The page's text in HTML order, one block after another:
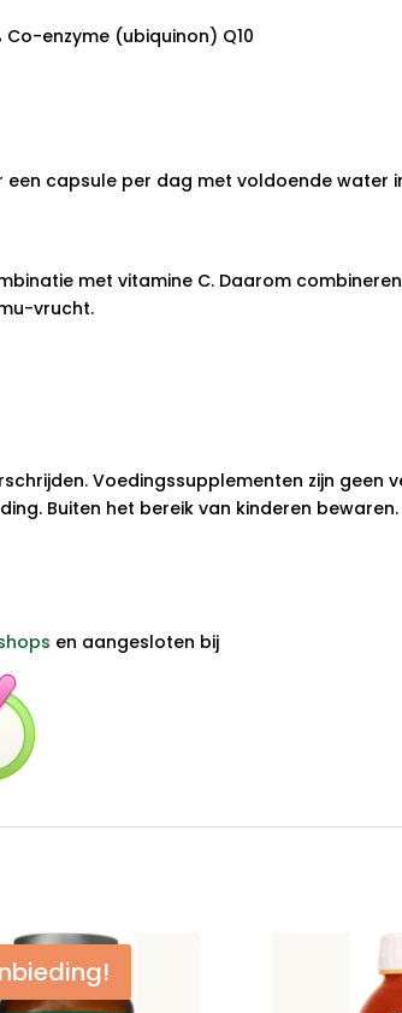
enzyme (ubiquinon) Q10
capsule per dag met voldoende water
met vitamine C. Daarom combineren
vrucht.
Voedingssupplementen zijn geen
Buiten het bereik van kinderen bewaren.
en aangesloten bij